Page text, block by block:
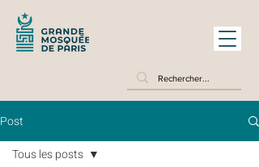
Post
Tous les posts